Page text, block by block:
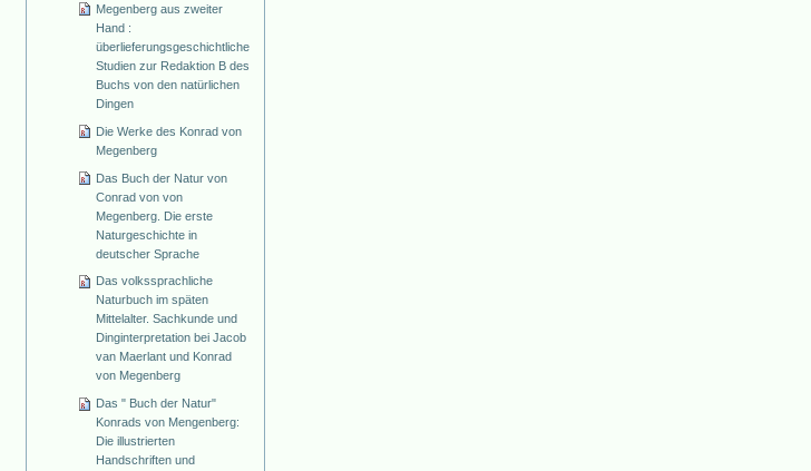
Megenberg aus zweiter
Hand :
überlieferungsgeschichtliche
Studien zur Redaktion B des
Buchs von den natürlichen
Dingen
Die Werke des Konrad von
Megenberg
Das Buch der Natur von
Conrad von von
Megenberg. Die erste
Naturgeschichte in
deutscher Sprache
Das volkssprachliche
Naturbuch im späten
Mittelalter. Sachkunde und
Dinginterpretation bei Jacob
van Maerlant und Konrad
von Megenberg
Das " Buch der Natur"
Konrads von Mengenberg:
Die illustrierten
Handschriften und